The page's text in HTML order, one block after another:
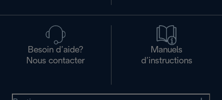
Besoin d’aide?
Nous contacter
Manuels
d’instructions